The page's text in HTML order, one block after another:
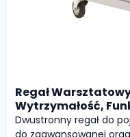
Regał
Wytrzymałość,
Dwustronny regał do
do zaawansowanej